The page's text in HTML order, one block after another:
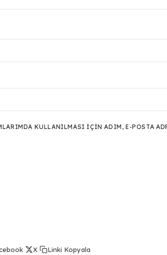
KULLANILMASI IÇIN ADIM, E-POSTA
X Linki Kopyala